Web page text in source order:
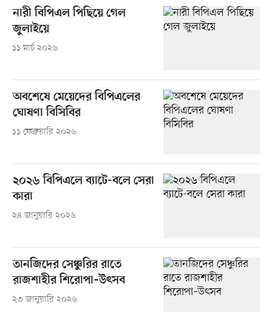
নারী বিপিএল পিছিয়ে গেল
জুলাইয়ে
১১ মার্চ ২০২৬
অবশেষে মেয়েদের বিপিএলের
ঘোষণা বিসিবির
১১ ফেব্রুয়ারি ২০২৬
২০২৬ বিপিএলে ব্যাটে-বলে সেরা
কারা
২৪ জানুয়ারি ২০২৬
তানজিদের সেঞ্চুরির রাতে
রাজশাহীর শিরোপা–উৎসব
২৩ জানুয়ারি ২০২৬